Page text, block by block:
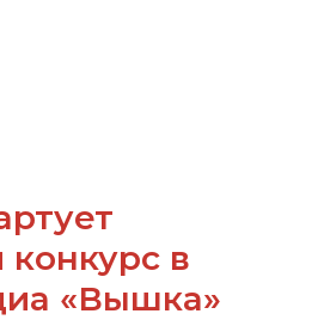
конкурс в
«Вышка»